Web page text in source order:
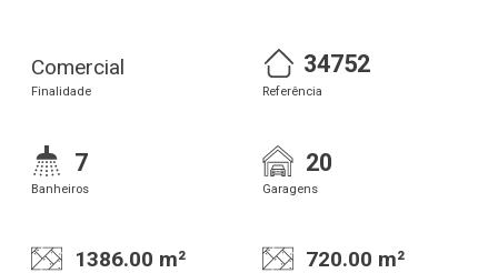
Comercial
Finalidade
34752
Referência
7
Banheiros
20
Garagens
1386.00 m² 720.00 m²